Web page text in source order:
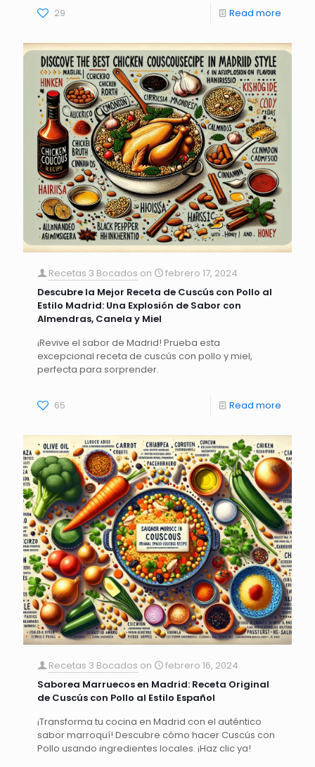
29 Read more
Recetas 3 Bocados on
febrero 17, 2024
Descubre la Mejor Receta de Cuscús con Pollo al
Estilo Madrid: Una Explosión de Sabor con
Almendras, Canela y Miel
¡Revive el sabor de Madrid! Prueba esta
excepcional receta de cuscús con pollo y miel,
perfecta para sorprender.
65 Read more
Recetas 3 Bocados on
febrero 16, 2024
Saborea Marruecos en Madrid: Receta Original
de Cuscús con Pollo al Estilo Español
¡Transforma tu cocina en Madrid con el auténtico
sabor marroquí! Descubre cómo hacer Cuscús con
Pollo usando ingredientes locales. ¡Haz clic ya!